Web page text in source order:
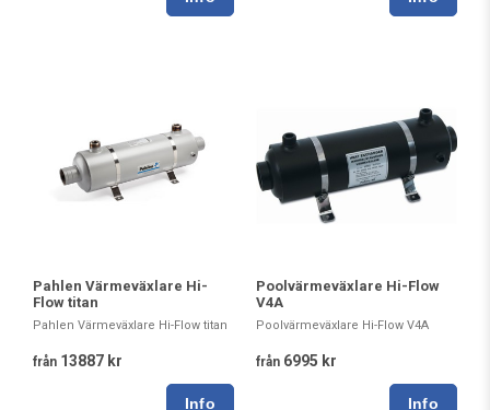
Pahlen Värmeväxlare Hi-
Flow titan
Pahlen Värmeväxlare Hi-Flow titan
från 13887 kr
Poolvärmeväxlare Hi-Flow
V4A
Poolvärmeväxlare Hi-Flow V4A
från 6995 kr